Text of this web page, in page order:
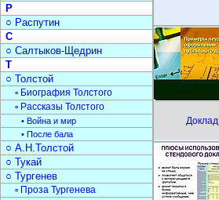
Доклад
Р
○ Распутин
С
○ Салтыков-Щедрин
Т
○ Толстой
▫ Биография Толстого
▫ Рассказы Толстого
• Война и мир
• После бала
○ А.Н.Толстой
○ Тукай
○ Тургенев
▫ Проза Тургенева